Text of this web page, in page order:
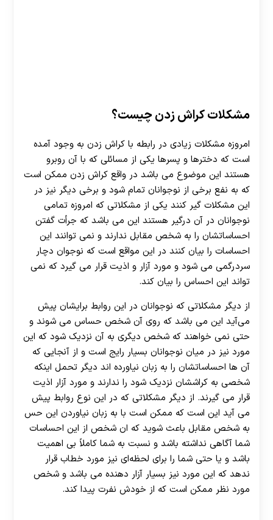
30 تا 50 درصد شارژ هدیه بیشتر فقط با ثبت نام در
هات بت
مشکلات کراش زدن چیست؟
امروزه مشکلات زیادی در رابطه با کراش زدن به وجود آمده
است که دخترها و پسرها یکی از مسائلی که با آن روبرو
هستند این موضوع می باشد در واقع کراش زدن ممکن است
که به نفع برخی از نوجوانان تمام شود و برخی دیگر نیز در
این مشکلات گیر کنند یکی از مشکلاتی که امروزه تمامی
نوجوانان در آن درگیر هستند این می باشد که جرأت گفتن
احساساتشان را به شخص مقابل ندارند و نمی توانند این
احساسات را بیان کنند در این مواقع است که نوجوان دچار
سردرگمی می‌ شود و مورد آزار و اذیت قرار می گیرد که نمی
تواند این احساس را بیان کند.
از دیگر مشکلاتی که نوجوانان در این روابط برایشان پیش
می‌آید این می باشد که روی آن شخص حساس می شوند و
حتی نمی خواهند که شخص دیگری به آن نزدیک شود که این
مورد نیز در میان نوجوانان بسیار رایج است و از آنجایی که
آن ها احساساتشان را به زبان نیاورده اند دیگر تحمل اینکه
شخصی به کراششان نزدیک شود را ندارند و مورد آزار اذیت
قرار می گیرند. از دیگر مشکلاتی که در این نوع روابط پیش
می‌ آید این است که ممکن است با به زبان نیاوردن این حس
به شخص مقابل باعث شوید که ان شخص از این احساسات
شما آگاهی نداشته باشد و نسبت به شما کاملاً بی اهمیت
باشد و یا حتی شما را برای لحظه‌ای نیز مورد خطاب قرار
ندهد که این مورد نیز بسیار آزار دهنده می باشد و شخص
مورد نظر ممکن است که از خودش نفرت پیدا کند.